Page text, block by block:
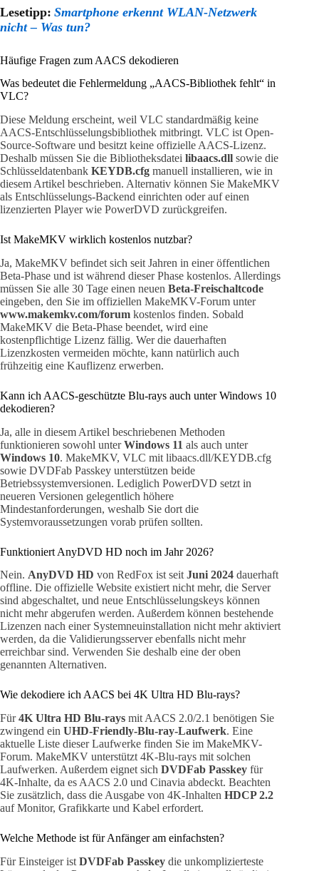
Lesetipp: Smartphone erkennt WLAN-Netzwerk
nicht – Was tun?
Häufige Fragen zum AACS dekodieren
Was bedeutet die Fehlermeldung „AACS-Bibliothek fehlt“ in
VLC?
Diese Meldung erscheint, weil VLC standardmäßig keine
AACS-Entschlüsselungsbibliothek mitbringt. VLC ist Open-
Source-Software und besitzt keine offizielle AACS-Lizenz.
Deshalb müssen Sie die Bibliotheksdatei libaacs.dll sowie die
Schlüsseldatenbank KEYDB.cfg manuell installieren, wie in
diesem Artikel beschrieben. Alternativ können Sie MakeMKV
als Entschlüsselungs-Backend einrichten oder auf einen
lizenzierten Player wie PowerDVD zurückgreifen.
Ist MakeMKV wirklich kostenlos nutzbar?
Ja, MakeMKV befindet sich seit Jahren in einer öffentlichen
Beta-Phase und ist während dieser Phase kostenlos. Allerdings
müssen Sie alle 30 Tage einen neuen Beta-Freischaltcode
eingeben, den Sie im offiziellen MakeMKV-Forum unter
www.makemkv.com/forum kostenlos finden. Sobald
MakeMKV die Beta-Phase beendet, wird eine
kostenpflichtige Lizenz fällig. Wer die dauerhaften
Lizenzkosten vermeiden möchte, kann natürlich auch
frühzeitig eine Kauflizenz erwerben.
Kann ich AACS-geschützte Blu-rays auch unter Windows 10
dekodieren?
Ja, alle in diesem Artikel beschriebenen Methoden
funktionieren sowohl unterWindows 11 als auch unter
Windows 10. MakeMKV, VLC mit libaacs.dll/KEYDB.cfg
sowie DVDFab Passkey unterstützen beide
Betriebssystemversionen. Lediglich PowerDVD setzt in
neueren Versionen gelegentlich höhere
Mindestanforderungen, weshalb Sie dort die
Systemvoraussetzungen vorab prüfen sollten.
Funktioniert AnyDVD HD noch im Jahr 2026?
Nein. AnyDVD HD von RedFox ist seitJuni 2024 dauerhaft
offline. Die offizielle Website existiert nicht mehr, die Server
sind abgeschaltet, und neue Entschlüsselungskeys können
nicht mehr abgerufen werden. Außerdem können bestehende
Lizenzen nach einer Systemneuinstallation nicht mehr aktiviert
werden, da die Validierungsserver ebenfalls nicht mehr
erreichbar sind. Verwenden Sie deshalb eine der oben
genannten Alternativen.
Wie dekodiere ich AACS bei 4K Ultra HD Blu-rays?
Für4K Ultra HD Blu-rays mit AACS 2.0/2.1 benötigen Sie
zwingend ein UHD-Friendly-Blu-ray-Laufwerk. Eine
aktuelle Liste dieser Laufwerke finden Sie im MakeMKV-
Forum. MakeMKV unterstützt 4K-Blu-rays mit solchen
Laufwerken. Außerdem eignet sich DVDFab Passkey für
4K-Inhalte, da es AACS 2.0 und Cinavia abdeckt. Beachten
Sie zusätzlich, dass die Ausgabe von 4K-Inhalten HDCP 2.2
auf Monitor, Grafikkarte und Kabel erfordert.
Welche Methode ist für Anfänger am einfachsten?
Für Einsteiger ist DVDFab Passkey die unkomplizierteste